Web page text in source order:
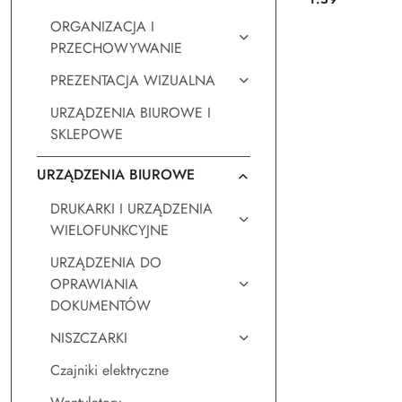
ORGANIZACJA I
PRZECHOWYWANIE
PREZENTACJA WIZUALNA
URZĄDZENIA BIUROWE I
SKLEPOWE
URZĄDZENIA BIUROWE
DRUKARKI I URZĄDZENIA
WIELOFUNKCYJNE
URZĄDZENIA DO
OPRAWIANIA
DOKUMENTÓW
NISZCZARKI
Czajniki elektryczne
(6/25/40)
Cena: